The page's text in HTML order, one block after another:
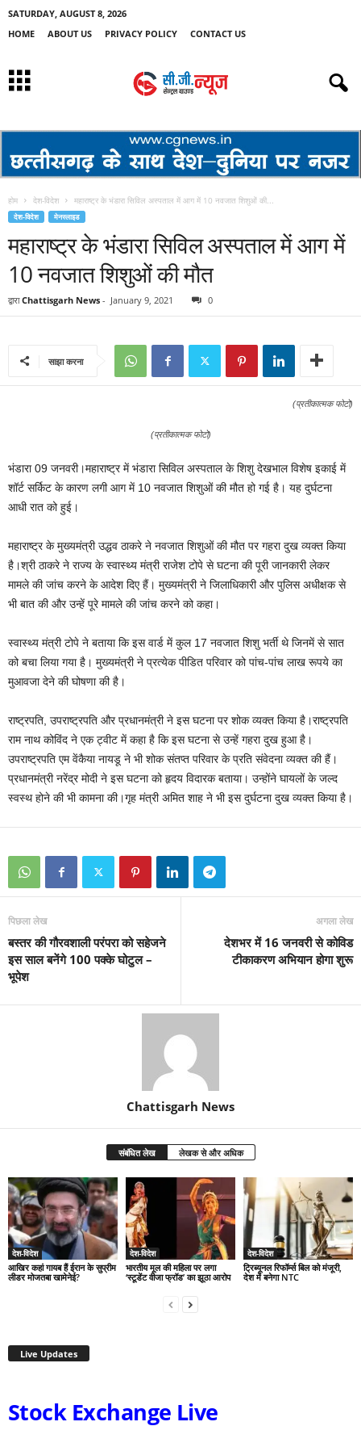
SATURDAY, AUGUST 8, 2026
HOME
ABOUT US PRIVACY POLICY CONTACT US
होम देश-विदेश महाराष्ट्र के भंडारा सिविल अस्पताल में आग में 10 नवजात शिशुओं की...
देश-विदेश मेनस्लाइड
महाराष्ट्र के भंडारा सिविल अस्पताल में आग में
10 नवजात शिशुओं की मौत
द्वारा Chattisgarh News - January 9, 2021 0
साझा करना
(प्रतीकात्मक फोटो)
(प्रतीकात्मक फोटो)
भंडारा 09 जनवरी।महाराष्‍ट्र में भंडारा सिविल अस्‍पताल के शिशु देखभाल विशेष इकाई में
शॉर्ट सर्किट के कारण लगी आग में 10 नवजात शिशुओं की मौत हो गई है। यह दुर्घटना
आधी रात को हुई।
महाराष्ट्र के मुख्यमंत्री उद्धव ठाकरे ने नवजात शिशुओं की मौत पर गहरा दुख व्यक्त किया
है।श्री ठाकरे ने राज्य के स्वास्थ्य मंत्री राजेश टोपे से घटना की पूरी जानकारी लेकर
मामले की जांच करने के आदेश दिए हैं। मुख्यमंत्री ने जिलाधिकारी और पुलिस अधीक्षक से
भी बात की और उन्हें पूरे मामले की जांच करने को कहा।
स्वास्थ्य मंत्री टोपे ने बताया कि इस वार्ड में कुल 17 नवजात शिशु भर्ती थे जिनमें से सात
को बचा लिया गया है। मुख्यमंत्री ने प्रत्येक पीडित परिवार को पांच-पांच लाख रूपये का
मुआवजा देने की घोषणा की है।
राष्ट्रपति, उपराष्ट्रपति और प्रधानमंत्री ने इस घटना पर शोक व्यक्त किया है।राष्ट्रपति
राम नाथ कोविंद ने एक ट्वीट में कहा है कि इस घटना से उन्हें गहरा दुख हुआ है।
उपराष्ट्रपति एम वेंकैया नायडू ने भी शोक संतप्त परिवार के प्रति संवेदना व्यक्त की हैं।
प्रधानमंत्री नरेंद्र मोदी ने इस घटना को हृदय विदारक बताया। उन्होंने घायलों के जल्द
स्वस्थ होने की भी कामना की।गृह मंत्री अमित शाह ने भी इस दुर्घटना दुख व्यक्त किया है।
पिछला लेख
बस्तर की गौरवशाली परंपरा को सहेजने
इस साल बनेंगे 100 पक्के घोटुल –
भूपेश
अगला लेख
देशभर में 16 जनवरी से कोविड
टीकाकरण अभियान होगा शुरू
Chattisgarh News
संबंधित लेख लेखक से और अधिक
देश-विदेश
आखिर कहां गायब हैं ईरान के सुप्रीम
लीडर मोजतबा खामेनेई?
देश-विदेश
भारतीय मूल की महिला पर लगा
‘स्टूडेंट वीजा फ्रॉड’ का झूठा आरोप
देश-विदेश
ट्रिब्यूनल रिफॉर्म्स बिल को मंजूरी,
देश में बनेगा NTC
Live Updates
Stock Exchange Live